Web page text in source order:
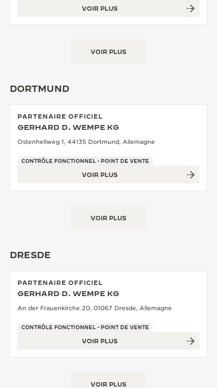
VOIR PLUS
VOIR PLUS
DORTMUND
PARTENAIRE OFFICIEL
GERHARD D. WEMPE KG
Ostenhellweg 1, 44135 Dortmund, Allemagne
CONTRÔLE FONCTIONNEL - POINT DE VENTE
VOIR PLUS
VOIR PLUS
DRESDE
PARTENAIRE OFFICIEL
GERHARD D. WEMPE KG
An der Frauenkirche 20, 01067 Dresde, Allemagne
CONTRÔLE FONCTIONNEL - POINT DE VENTE
VOIR PLUS
VOIR PLUS